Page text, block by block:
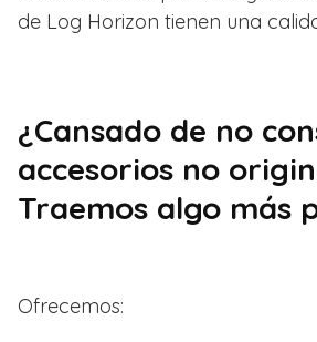
de Log Horizon tienen una
¿Cansado de no
accesorios no
Traemos algo más
Ofrecemos: